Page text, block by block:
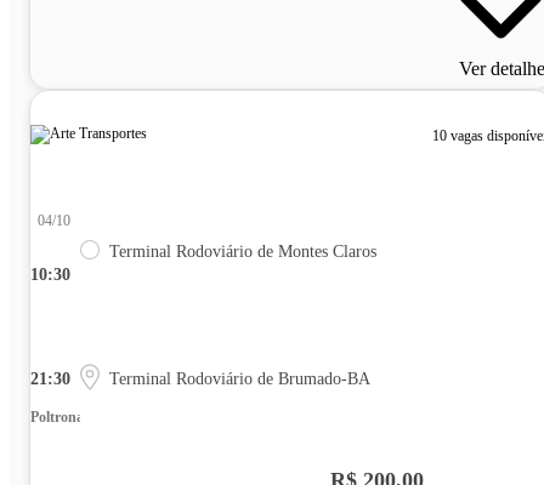
Ver
10 vagas
10:30
04/10
Terminal Rodoviário de Montes Claros
21:30 Terminal Rodoviário de Brumado-BA
Poltrona
R$ 200,00